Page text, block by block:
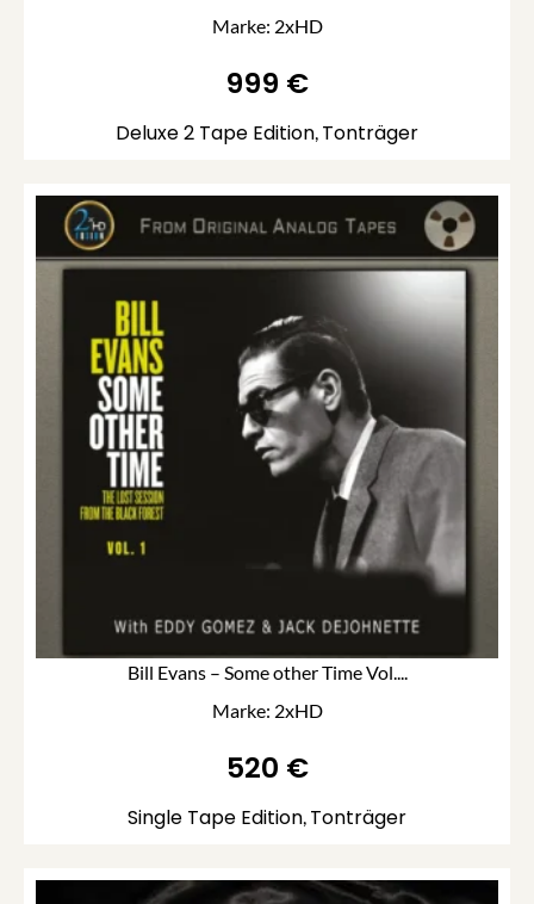
Deluxe 2 Tape Edition Tonträger
Marke: 2xHD
999 €
Single Tape Edition Tonträger
Bill Evans – Some other Time Vol....
Marke: 2xHD
520 €